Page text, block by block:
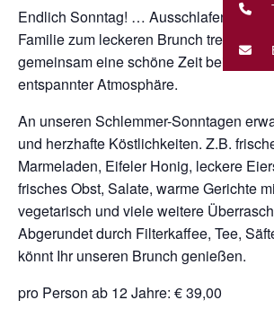
Endlich Sonntag! … Ausschlafen und
Familie zum leckeren Brunch treffen.
gemeinsam eine schöne Zeit bei
entspannter Atmosphäre.
An unseren Schlemmer-Sonntagen
und herzhafte Köstlichkeiten. Z.B.
Marmeladen, Eifeler Honig, leckere
frisches Obst, Salate, warme Gerichte
vegetarisch und viele weitere
Abgerundet durch Filterkaffee, Tee,
könnt Ihr unseren Brunch genießen.
pro Person ab 12 Jahre: € 39,00